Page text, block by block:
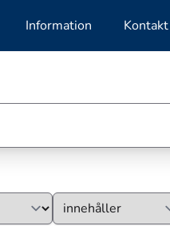
Information Kontakt